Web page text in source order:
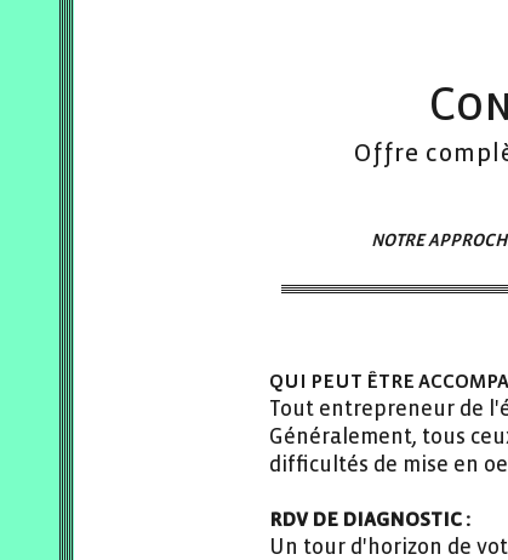
Offre
NOTRE
QUI PEUT ÊTRE
Tout entrepreneur de
Généralement, tous
difficultés de mise en
RDV DE DIAGNOSTIC :
Un tour d'horizon de